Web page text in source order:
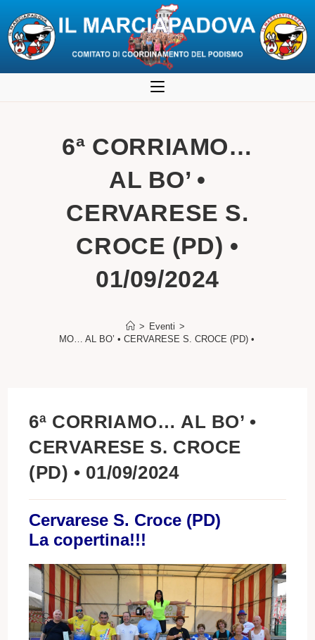
al
6ª CORRIAMO…
AL BO’ •
CERVARESE S.
CROCE (PD) •
01/09/2024
> Eventi >
6ª CORRIAMO… AL BO’ • CERVARESE S. CROCE (PD) • 01/09/2024
6ª CORRIAMO… AL BO’ •
CERVARESE S. CROCE
(PD) • 01/09/2024
Cervarese S. Croce (PD)
La copertina!!!